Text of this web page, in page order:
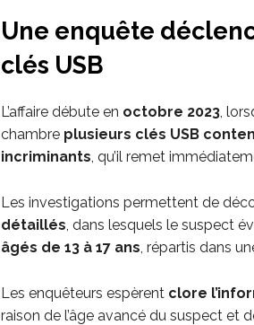
Une enquête
clés USB
L’affaire débute en octobre 2023,
chambre plusieurs clés USB
incriminants , qu’il remet
Les investigations permettent de
détaillés , dans lesquels le suspect
âgés de 13 à 17 ans , répartis dans
Les enquêteurs espèrent clore
raison de l’âge avancé du suspect et